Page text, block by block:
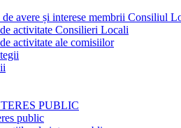
avere și interese membrii Consiliul
activitate Consilieri Locali
activitate ale comisiilor
PUBLIC
public